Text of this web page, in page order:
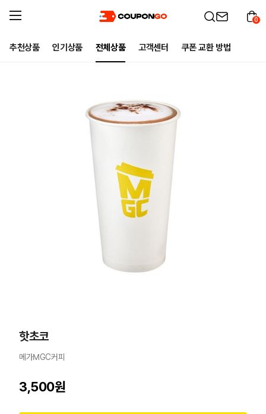
추천상품 인기상품 전체상품 고객센터 쿠폰 교환 방법
0
핫초코
메가MGC커피
3,500원